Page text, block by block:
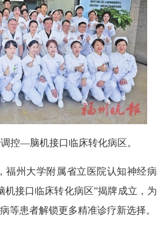
控—脑机接口临床转化病区。
州大学附属省立医院认知神经病
接口临床转化病区”揭牌成立，为
等患者解锁更多精准诊疗新选择。